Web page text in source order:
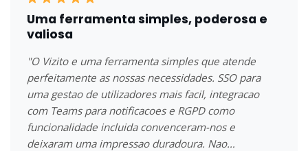
Uma ferramenta simples, poderosa e
valiosa
"O Vizito e uma ferramenta simples que atende
perfeitamente as nossas necessidades. SSO para
uma gestao de utilizadores mais facil, integracao
com Teams para notificacoes e RGPD como
funcionalidade incluida convenceram-nos e
deixaram uma impressao duradoura. Nao